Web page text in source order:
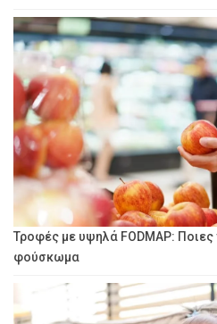
Τροφές με υψηλά FODMAP:
φούσκωμα